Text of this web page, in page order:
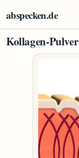
abspecken.de
Kollagen-Pulver